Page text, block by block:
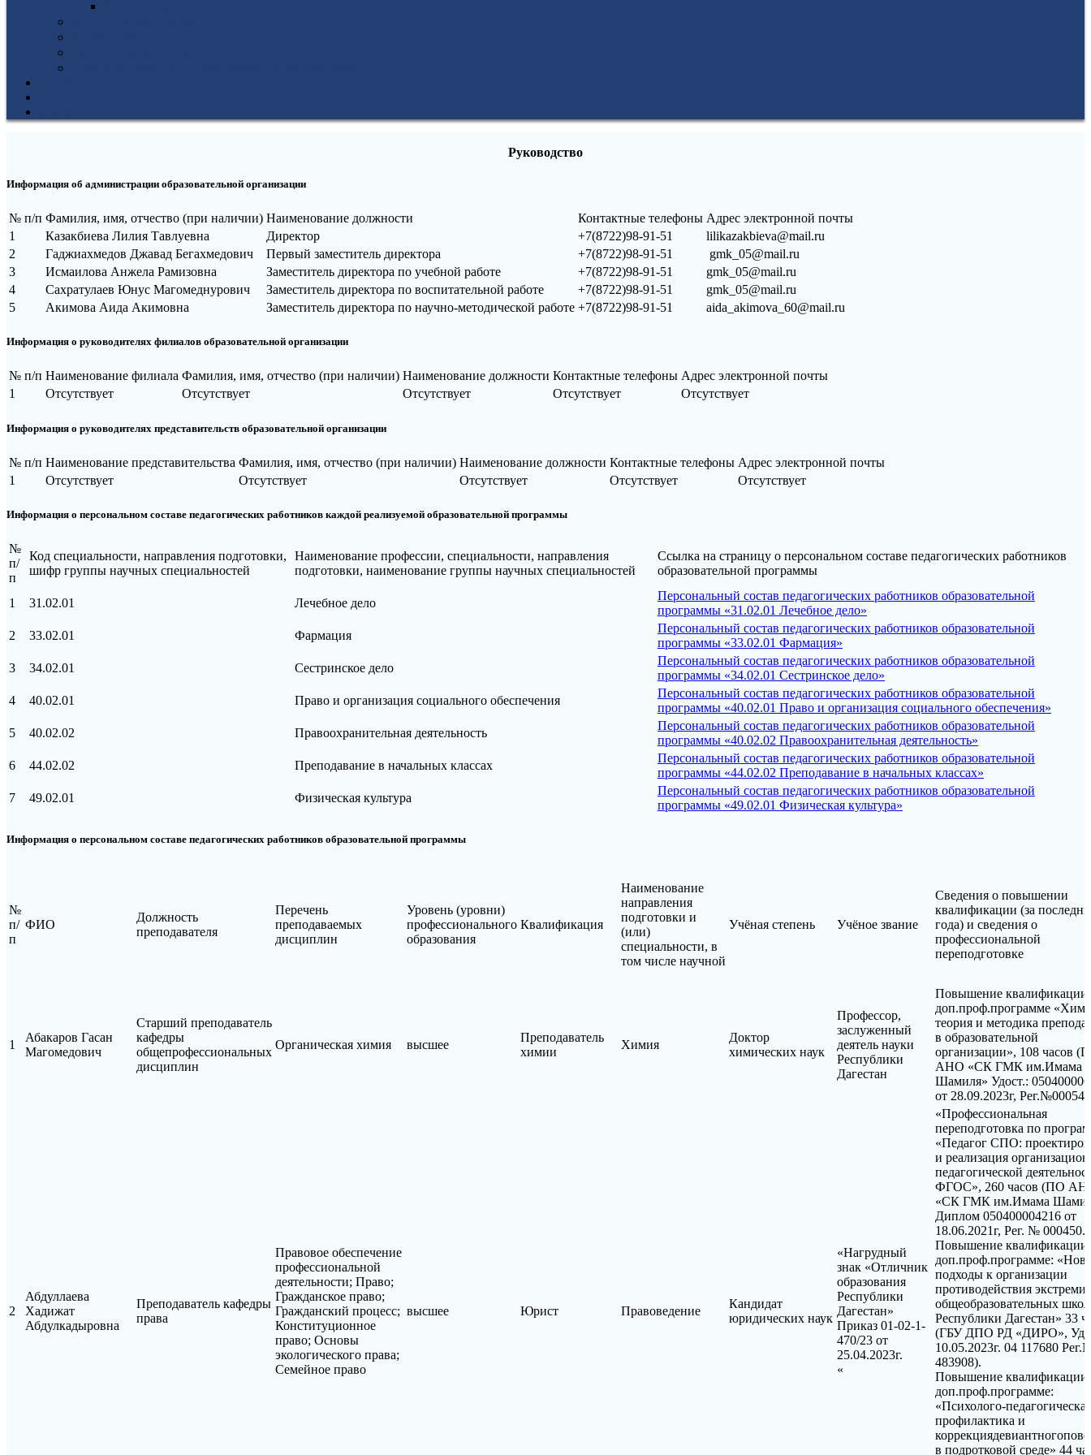
Руководство
Информация об администрации образовательной организации
№ п/п Фамилия, имя, отчество (при наличии) Наименование должности Контактные телефоны Адрес электронной почты
1
Казакбиева Лилия Тавлуевна Директор +7(8722)98-91-51
lilikazakbieva@mail.ru
2
Гаджиахмедов Джавад Бегахмедович Первый заместитель директора +7(8722)98-91-51
gmk_05@mail.ru
3
Исмаилова Анжела Рамизовна Заместитель директора по учебной работе +7(8722)98-91-51
gmk_05@mail.ru
4
Сахратулаев Юнус Магомеднурович Заместитель директора по воспитательной работе +7(8722)98-91-51
gmk_05@mail.ru
5
Акимова Аида Акимовна Заместитель директора по научно-методической работе +7(8722)98-91-51 aida_akimova_60@mail.ru
Информация о руководителях филиалов образовательной организации
№ п/п Наименование филиала Фамилия, имя, отчество (при наличии) Наименование должности Контактные телефоны Адрес электронной почты
1
Отсутствует Отсутствует Отсутствует Отсутствует Отсутствует
Информация о руководителях представительств образовательной организации
№ п/п Наименование представительства Фамилия, имя, отчество (при наличии) Наименование должности Контактные телефоны Адрес электронной почты
1
Отсутствует Отсутствует Отсутствует Отсутствует Отсутствует
Информация о персональном составе педагогических работников каждой реализуемой образовательной программы
№
п/
п
Код специальности, направления подготовки,
шифр группы научных специальностей
Наименование профессии, специальности, направления
подготовки, наименование группы научных специальностей
Ссылка на страницу о персональном составе педагогических работников
образовательной программы
1 31.02.01 Лечебное дело
Персональный состав педагогических работников образовательной
программы «31.02.01 Лечебное дело»
2
33.02.01 Фармация
Персональный состав педагогических работников образовательной
программы «33.02.01 Фармация»
3
34.02.01 Сестринское дело
Персональный состав педагогических работников образовательной
программы «34.02.01 Сестринское дело»
4
40.02.01 Право и организация социального обеспечения
Персональный состав педагогических работников образовательной
программы «40.02.01 Право и организация социального обеспечения»
5
40.02.02 Правоохранительная деятельность
Персональный состав педагогических работников образовательной
программы «40.02.02 Правоохранительная деятельность»
6
44.02.02 Преподавание в начальных классах
Персональный состав педагогических работников образовательной
программы «44.02.02 Преподавание в начальных классах»
7
49.02.01 Физическая культура
Персональный состав педагогических работников образовательной
программы «49.02.01 Физическая культура»
Информация о персональном составе педагогических работников образовательной программы
№
п/
п
ФИО
Должность
преподавателя
Перечень
преподаваемых
дисциплин
Уровень (уровни)
профессионального
образования
Квалификация
Наименование
направления
подготовки и
(или)
специальности, в
том числе научной
Учёная степень Учёное звание
Сведения о повышении
квалификации (за
года) и сведения о
профессиональной
переподготовке
1
Абакаров Гасан
Магомедович
Старший преподаватель
кафедры
общепрофессиональных
дисциплин
Органическая химия высшее
Преподаватель
химии
Химия
Доктор
химических наук
Профессор,
заслуженный
деятель науки
Республики
Дагестан
Повышение квалификации
доп.проф.программе
теория и методика
в образовательной
организации», 108 часов
АНО «СК ГМК им.Имама
Шамиля» Удост.:
от 28.09.2023г,
2
Абдуллаева
Хадижат
Абдулкадыровна
Преподаватель кафедры
права
Правовое обеспечение
профессиональной
деятельности; Право;
Гражданское право;
Гражданский процесс;
Конституционное
право; Основы
экологического права;
Семейное право
высшее Юрист Правоведение
Кандидат
юридических наук
«Нагрудный
знак «Отличник
образования
Республики
Дагестан»
Приказ 01-02-1-
470/23 от
25.04.2023г.
«
«Профессиональная
переподготовка по
«Педагог СПО:
и реализация
педагогической
ФГОС», 260 часов (ПО
«СК ГМК им.Имама
Диплом 050400004216 от
18.06.2021г, Рег. № 000450.)
Повышение квалификации
доп.проф.программе:
подходы к организации
противодействия
общеобразовательных
Республики Дагестан» 33
(ГБУ ДПО РД «ДИРО»,
10.05.2023г. 04 117680
483908).
Повышение квалификации
доп.проф.программе:
«Психолого-педагогическая
профилактика и
в подротковой среде» 44